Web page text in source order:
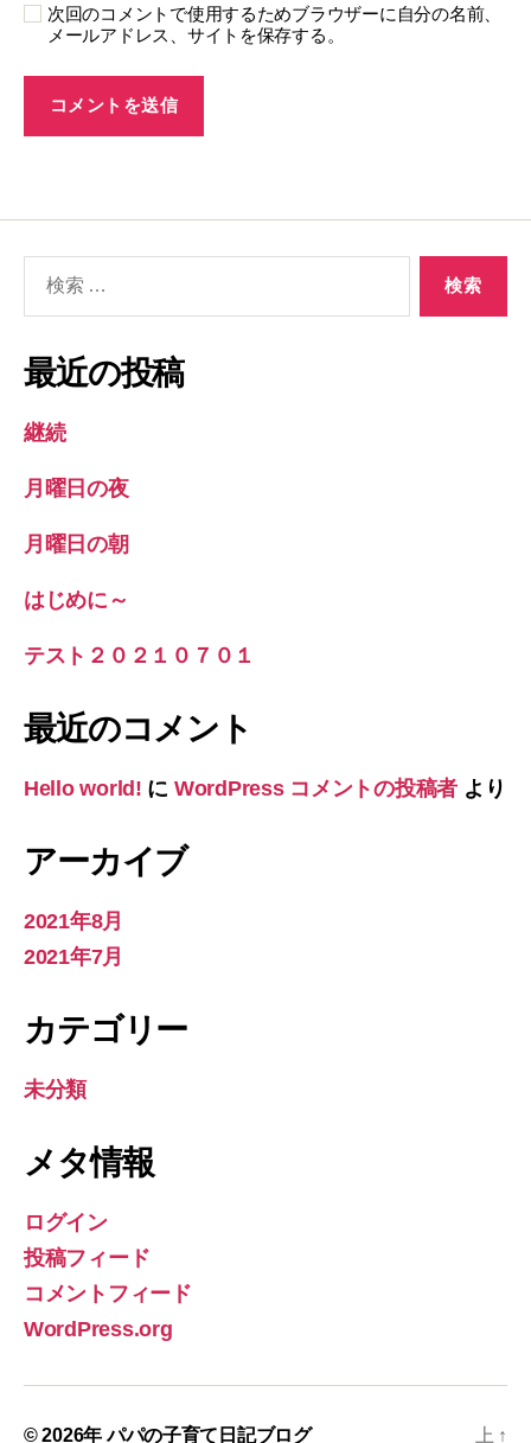
次回のコメントで使用するためブラウザーに自分の名前、
メールアドレス、サイトを保存する。
象:
最近の投稿
継続
月曜日の夜
月曜日の朝
はじめに～
テスト２０２１０７０１
最近のコメント
Hello world! に WordPress コメントの投稿者 より
アーカイブ
2021年8月
2021年7月
カテゴリー
未分類
メタ情報
ログイン
投稿フィード
コメントフィード
WordPress.org
© 2026年パパの子育て日記ブログ 上 ↑